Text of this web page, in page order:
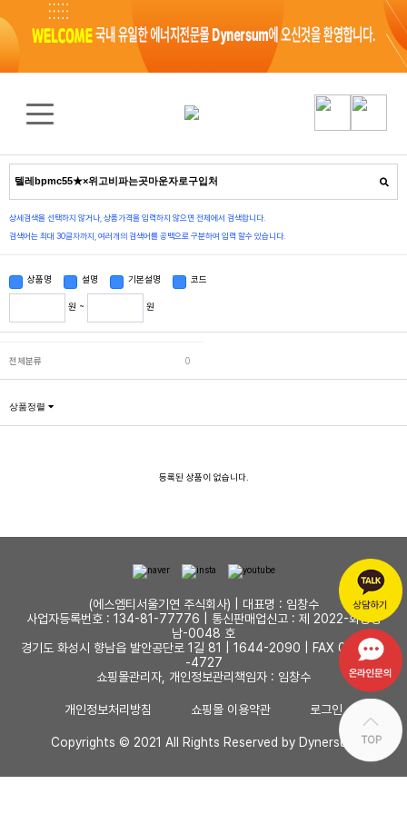
상세검색을 선택하지 않거나, 상품가격을 입력하지 않으면 전체에서 검색합니다.
검색어는 최대 30글자까지, 여러개의 검색어를 공백으로 구분하여 입력 할수 있습니다.
상품명 설명 기본설명 코드
원 ~ 원
전체분류 0
상품정렬
등록된 상품이 없습니다.
(에스엠티서울기연 주식회사) | 대표명 : 임창수
사업자등록번호 : 134-81-77776 | 통신판매업신고 : 제 2022-화성향
남-0048 호
경기도 화성시 향남읍 발안공단로 1길 81 |
1644-2090 | FAX 031-353
-4727
쇼핑몰관리자, 개인정보관리책임자 : 임창수
개인정보처리방침 쇼핑몰 이용약관 로그인
Copyrights © 2021 All Rights Reserved by Dynersum